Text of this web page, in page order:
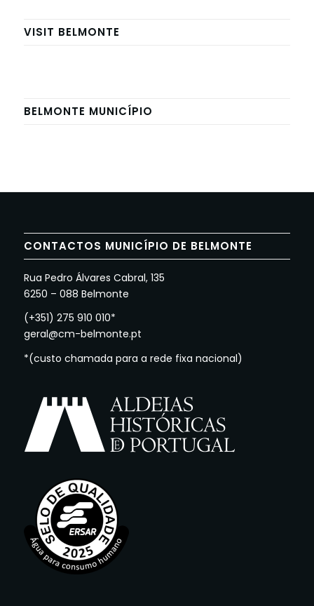
VISIT BELMONTE
BELMONTE MUNICÍPIO
CONTACTOS MUNICÍPIO DE BELMONTE
Rua Pedro Álvares Cabral, 135
6250 – 088 Belmonte
(+351) 275 910 010*
geral@cm-belmonte.pt
*(custo chamada para a rede fixa nacional)